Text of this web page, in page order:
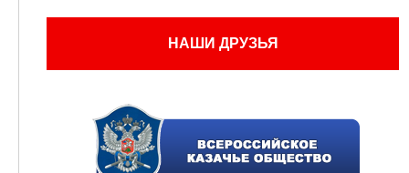
НАШИ ДРУЗЬЯ